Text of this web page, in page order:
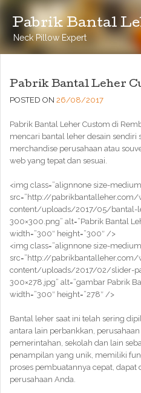
Pabrik Bantal
Neck Pillow Expert
Pabrik Bantal Leher
POSTED ON 26/08/2017
Pabrik Bantal Leher Custom di
mencari bantal leher desain sendiri
merchandise perusahaan atau
web yang tepat dan sesuai.
<img class=”alignnone size-
src=”http://pabrikbantalleher.com/
content/uploads/2017/05/bantal-
300×300.png” alt=”Pabrik Bantal
width=”300″ height=”300″ />
<img class=”alignnone size-
src=”http://pabrikbantalleher.com/
content/uploads/2017/02/slider-
300×278.jpg” alt=”gambar Pabrik
width=”300″ height=”278″ />
Bantal leher saat ini telah sering
antara lain perbankkan,
pemerintahan, sekolah dan lain
penampilan yang unik, memiliki
proses pembuatannya cepat,
perusahaan Anda.